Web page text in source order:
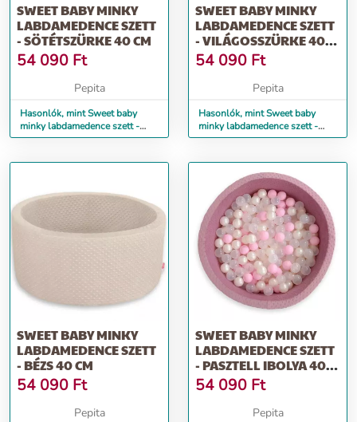
SWEET BABY MINKY
LABDAMEDENCE SZETT
- SÖTÉTSZÜRKE 40 CM
54 090 Ft
Pepita
Hasonlók, mint Sweet baby
minky labdamedence szett -
Sötétszürke 40 cm
SWEET BABY MINKY
LABDAMEDENCE SZETT
- VILÁGOSSZÜRKE 40
CM
54 090 Ft
Pepita
Hasonlók, mint Sweet baby
minky labdamedence szett -
Világosszürke 40 cm
SWEET BABY MINKY
LABDAMEDENCE SZETT
- BÉZS 40 CM
54 090 Ft
Pepita
SWEET BABY MINKY
LABDAMEDENCE SZETT
- PASZTELL IBOLYA 40
CM
54 090 Ft
Pepita